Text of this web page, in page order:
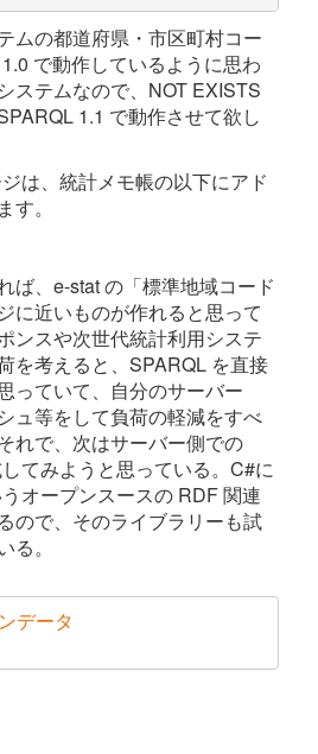
ムの都道府県・市区町村コー
で動作しているように思わ
ステムなので、NOT EXISTS
1.1 で動作させて欲し
は、統計メモ帳の以下にアド
。
ば、e-stat の「標準地域コード
に近いものが作れると思って
ンスや次世代統計利用システ
を考えると、SPARQL を直接
っていて、自分のサーバー
ュ等をして負荷の軽減をすべ
れで、次はサーバー側での
てみようと思っている。C#に
オープンスースの RDF 関連
ので、そのライブラリーも試
。
データ